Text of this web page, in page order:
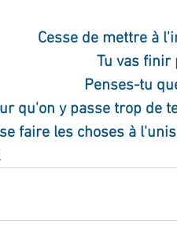
Cesse de mettre à
Tu vas finir
Penses-tu
qu'on y passe trop de
faire les choses à